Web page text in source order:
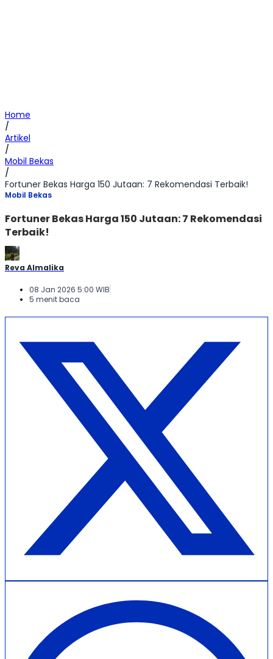
Home
/
Artikel
/
Mobil Bekas
/
Fortuner Bekas Harga 150 Jutaan: 7 Rekomendasi Terbaik!
Mobil Bekas
Fortuner Bekas Harga 150 Jutaan: 7 Rekomendasi
Terbaik!
Reva Almalika
08 Jan 2026 5:00 WIB
5 menit baca